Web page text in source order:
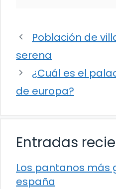
Población de
serena
¿Cuál es el
de europa?
Entradas
Los pantanos más
españa